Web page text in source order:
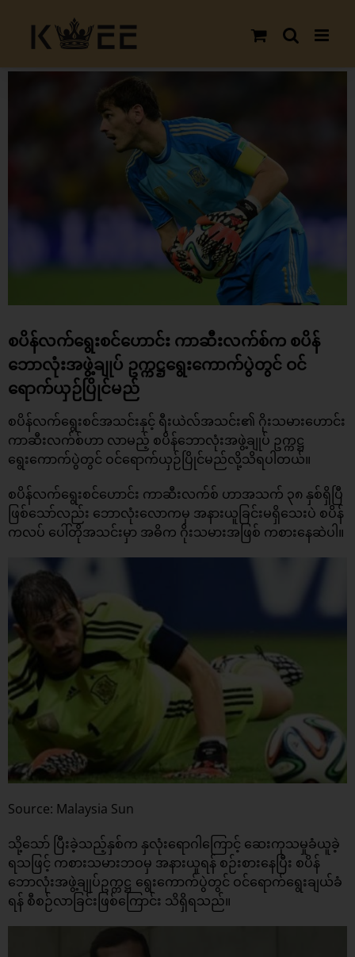
content
စပိန်လက်ရွေးစင်ဟောင်း ကာဆီးလက်စ်က စပိန်
ဘောလုံးအဖွဲ့ချုပ် ဥက္ကဋ္ဌရွေးကောက်ပွဲတွင် ဝင်
ရောက်ယှဉ်ပြိုင်မည်
စပိန်လက်ရွေးစင်အသင်းနှင့် ရီးယဲလ်အသင်း၏ ဂိုးသမားဟောင်း
ကာဆီးလက်စ်ဟာ လာမည့် စပိန်ဘောလုံးအဖွဲ့ချုပ် ဥက္ကဋ္ဌ
ရွေးကောက်ပွဲတွင် ဝင်ရောက်ယှဉ်ပြိုင်မည်လို့သိရပါတယ်။
စပိန်လက်ရွေးစင်ဟောင်း ကာဆီးလက်စ် ဟာအသက် ၃၈ နှစ်ရှိပြီ
ဖြစ်သော်လည်း ဘောလုံးလောကမှ အနားယူခြင်းမရှိသေးပဲ စပိန်
ကလပ် ပေါ်တိုအသင်းမှာ အဓိက ဂိုးသမားအဖြစ် ကစားနေဆဲပါ။
Source: Malaysia Sun
သို့သော် ပြီးခဲ့သည့်နှစ်က နှလုံးရောဂါကြောင့် ဆေးကုသမှုခံယူခဲ့
ရသဖြင့် ကစားသမားဘဝမှ အနားယူရန် စဉ်းစားနေပြီး စပိန်
ဘောလုံးအဖွဲ့ချုပ်ဥက္ကဋ္ဌ ရွေးကောက်ပွဲတွင် ဝင်ရောက်ရွေးချယ်ခံ
ရန် စီစဉ်လာခြင်းဖြစ်ကြောင်း သိရှိရသည်။